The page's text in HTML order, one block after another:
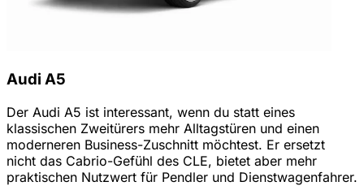
Audi A5
Der Audi A5 ist interessant, wenn du statt eines
klassischen Zweitürers mehr Alltagstüren und einen
moderneren Business-Zuschnitt möchtest. Er ersetzt
nicht das Cabrio-Gefühl des CLE, bietet aber mehr
praktischen Nutzwert für Pendler und Dienstwagenfahrer.